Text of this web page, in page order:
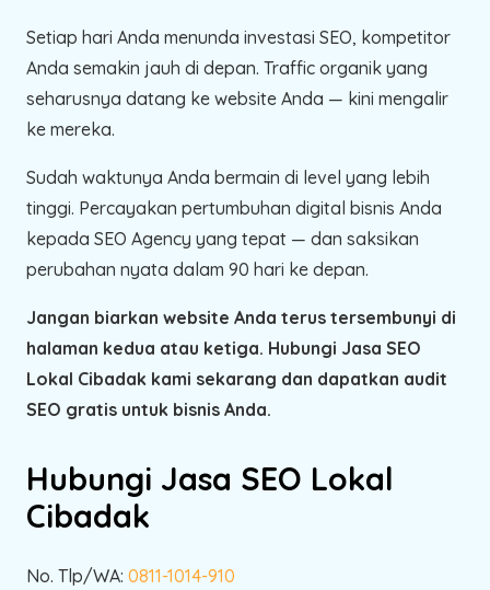
Setiap hari Anda menunda investasi SEO, kompetitor
Anda semakin jauh di depan. Traffic organik yang
seharusnya datang ke website Anda — kini mengalir
ke mereka.
Sudah waktunya Anda bermain di level yang lebih
tinggi. Percayakan pertumbuhan digital bisnis Anda
kepada SEO Agency yang tepat — dan saksikan
perubahan nyata dalam 90 hari ke depan.
Jangan biarkan website Anda terus tersembunyi di
halaman kedua atau ketiga. Hubungi Jasa SEO
Lokal Cibadak kami sekarang dan dapatkan audit
SEO gratis untuk bisnis Anda.
Hubungi Jasa SEO Lokal
Cibadak
No. Tlp/WA: 0811-1014-910